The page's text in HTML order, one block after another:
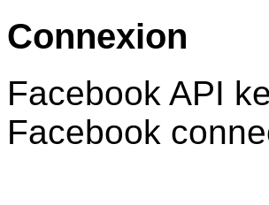
Connexion
Facebook API
Facebook